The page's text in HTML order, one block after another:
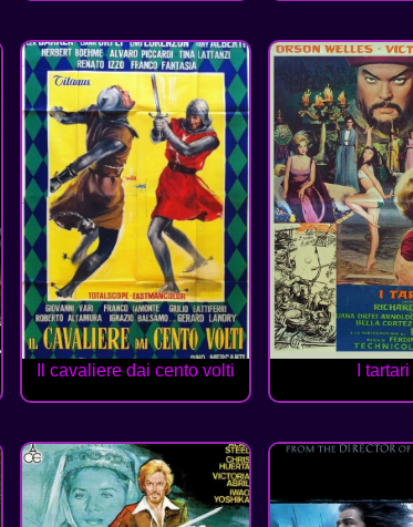
Il cavaliere dai cento volti I tartari